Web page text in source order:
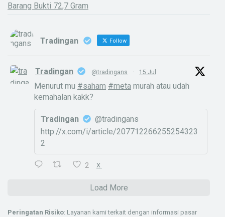
Barang Bukti 72,7 Gram
Tradingan Follow
Tradingan @tradingans · 15 Jul
Menurut mu #saham #meta murah atau udah
kemahalan kakk?
Tradingan
@tradingans
http://x.com/i/article/207712266255254323
2
2 X
Load More
Peringatan Risiko: Layanan kami terkait dengan informasi pasar